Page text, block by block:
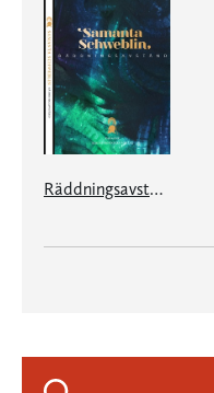
Räddningsavstånd